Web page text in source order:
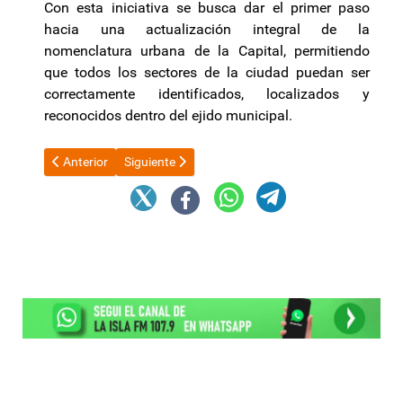
Con esta iniciativa se busca dar el primer paso
hacia una actualización integral de la
nomenclatura urbana de la Capital, permitiendo
que todos los sectores de la ciudad puedan ser
correctamente identificados, localizados y
reconocidos dentro del ejido municipal.
Artículo anterior: Falta de nombre en las calles de la Capital:
Anterior Artículo siguiente: EC Sapem denunció
Siguiente